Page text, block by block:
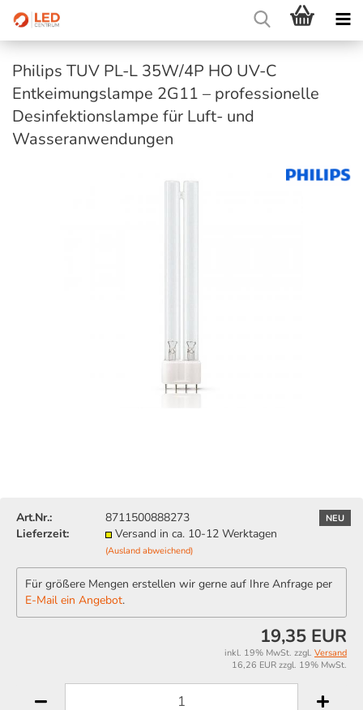
Philips TUV PL-L 35W/4P HO UV-C
Entkeimungslampe 2G11 – professionelle
Desinfektionslampe für Luft- und
Wasseranwendungen
NEU
Art.Nr.:
8711500888273
Lieferzeit:
Versand in ca. 10-12 Werktagen
(Ausland abweichend)
Für größere Mengen erstellen wir gerne auf Ihre Anfrage per
E-Mail ein Angebot.
19,35 EUR
inkl. 19% MwSt. zzgl. Versand
16,26 EUR zzgl. 19% MwSt.